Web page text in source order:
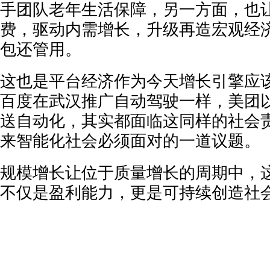
手团队老年生活保障，另一方面，也
费，驱动内需增长，升级再造宏观经
包还管用。
这也是平台经济作为今天增长引擎应
百度在武汉推广自动驾驶一样，美团
送自动化，其实都面临这同样的社会
来智能化社会必须面对的一道议题。
规模增长让位于质量增长的周期中，
不仅是盈利能力，更是可持续创造社